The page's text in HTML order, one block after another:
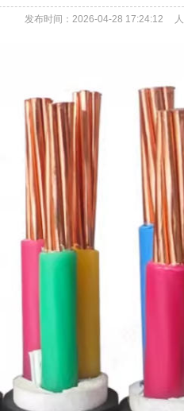
发布时间：2026-04-28 17:24:12